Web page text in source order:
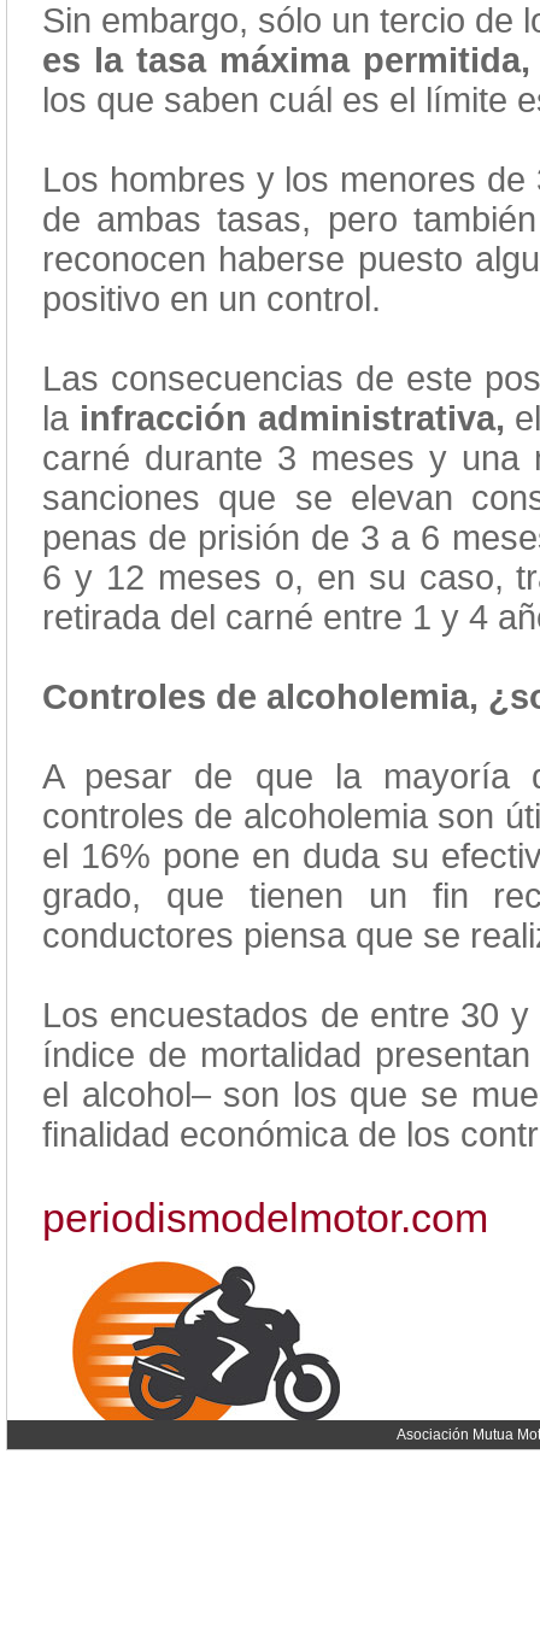
Sin embargo, sólo un tercio de
es la tasa máxima permitida,
los que saben cuál es el límite
Los hombres y los menores
de ambas tasas, pero
reconocen haberse puesto
positivo en un control.
Las consecuencias de este
la infracción administrativa,
carné durante 3 meses y
sanciones que se elevan
penas de prisión de 3 a 6
6 y 12 meses o, en su caso,
retirada del carné entre 1 y 4
Controles de alcoholemia,
A pesar de que la mayoría
controles de alcoholemia son
el 16% pone en duda su
grado, que tienen un fin
conductores piensa que se
Los encuestados de entre 30
índice de mortalidad
el alcohol– son los que se
finalidad económica de los
periodismodelmotor.com
Asociación Mutua